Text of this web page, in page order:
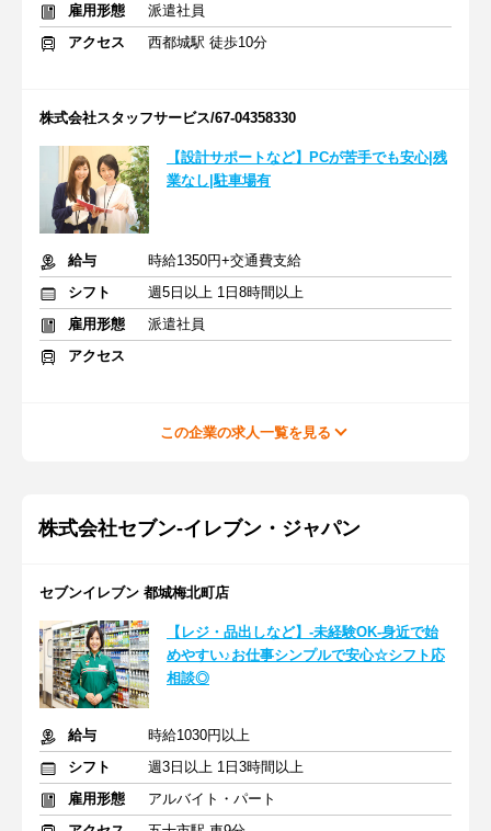
雇用形態
派遣社員
アクセス
西都城駅 徒歩10分
株式会社スタッフサービス/67-04358330
【設計サポートなど】PCが苦手でも安心|残
業なし|駐車場有
給与
時給1350円+交通費支給
シフト
週5日以上 1日8時間以上
雇用形態
派遣社員
アクセス
この企業の求人一覧を見る
株式会社セブン-イレブン・ジャパン
セブンイレブン 都城梅北町店
【レジ・品出しなど】-未経験OK-身近で始
めやすい♪お仕事シンプルで安心☆シフト応
相談◎
給与
時給1030円以上
シフト
週3日以上 1日3時間以上
雇用形態
アルバイト・パート